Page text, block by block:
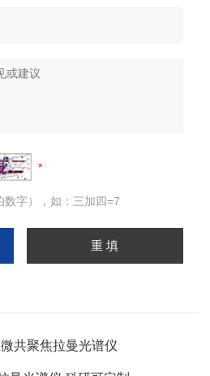
字），如：三加四=7
共聚焦拉曼光谱仪